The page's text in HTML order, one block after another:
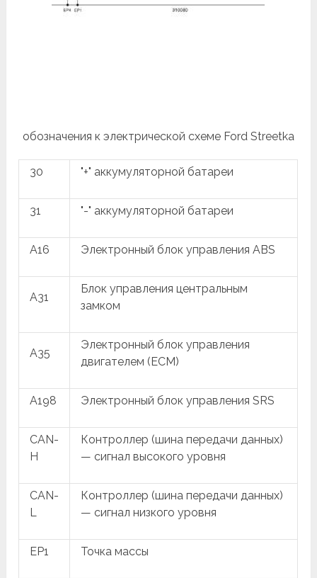
обозначения к электрической схеме Ford Streetka
30 "+" аккумуляторной батареи
31 "-" аккумуляторной батареи
A16 Электронный блок управления ABS
A31
Блок управления центральным
замком
A35
Электронный блок управления
двигателем (ECM)
A198 Электронный блок управления SRS
CAN-
H
Контроллер (шина передачи данных)
— сигнал высокого уровня
CAN-
L
Контроллер (шина передачи данных)
— сигнал низкого уровня
EP1 Точка массы